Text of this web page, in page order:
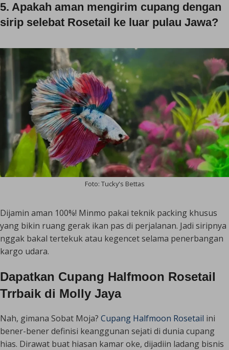
5. Apakah aman mengirim cupang dengan
sirip selebat Rosetail ke luar pulau Jawa?
Foto: Tucky's Bettas
Dijamin aman 100%! Minmo pakai teknik packing khusus
yang bikin ruang gerak ikan pas di perjalanan. Jadi siripnya
nggak bakal tertekuk atau kegencet selama penerbangan
kargo udara.
Dapatkan Cupang Halfmoon Rosetail
Trrbaik di Molly Jaya
Nah, gimana Sobat Moja? Cupang Halfmoon Rosetail ini
bener-bener definisi keanggunan sejati di dunia cupang
hias. Dirawat buat hiasan kamar oke, dijadiin ladang bisnis